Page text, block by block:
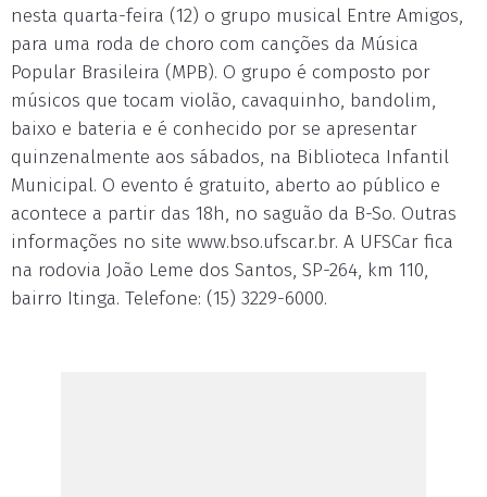
nesta quarta-feira (12) o grupo musical Entre Amigos,
para uma roda de choro com canções da Música
Popular Brasileira (MPB). O grupo é composto por
músicos que tocam violão, cavaquinho, bandolim,
baixo e bateria e é conhecido por se apresentar
quinzenalmente aos sábados, na Biblioteca Infantil
Municipal. O evento é gratuito, aberto ao público e
acontece a partir das 18h, no saguão da B-So. Outras
informações no site www.bso.ufscar.br. A UFSCar fica
na rodovia João Leme dos Santos, SP-264, km 110,
bairro Itinga. Telefone: (15) 3229-6000.